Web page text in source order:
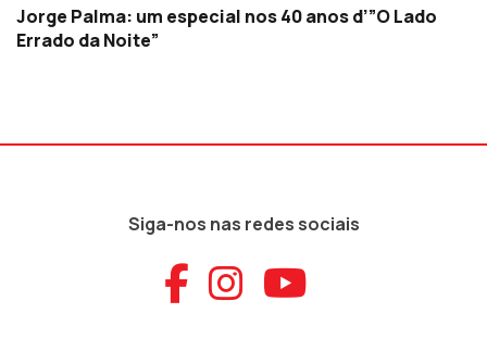
Jorge Palma: um especial nos 40 anos d’”O Lado
Errado da Noite”
Siga-nos nas redes sociais
Aceder ao
Aceder ao
Aceder